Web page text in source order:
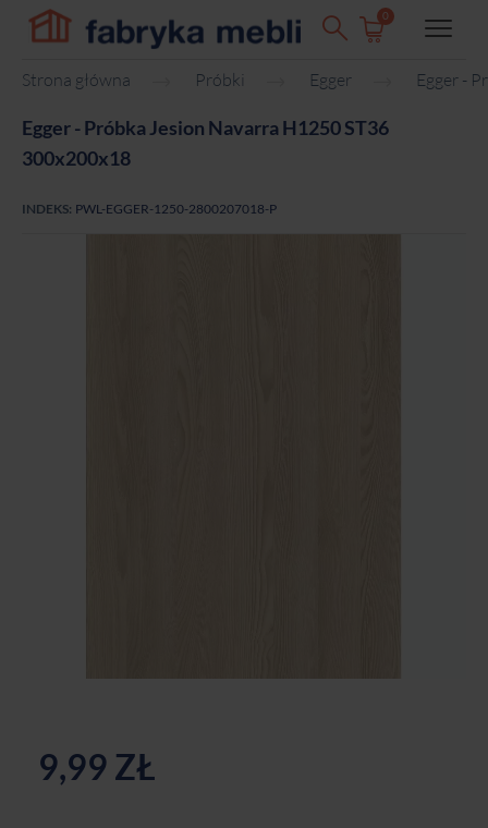
0
Strona główna Próbki Egger Egger -
Egger - Próbka Jesion Navarra H1250 ST36
300x200x18
INDEKS: PWL-EGGER-1250-2800207018-P
9,99 ZŁ